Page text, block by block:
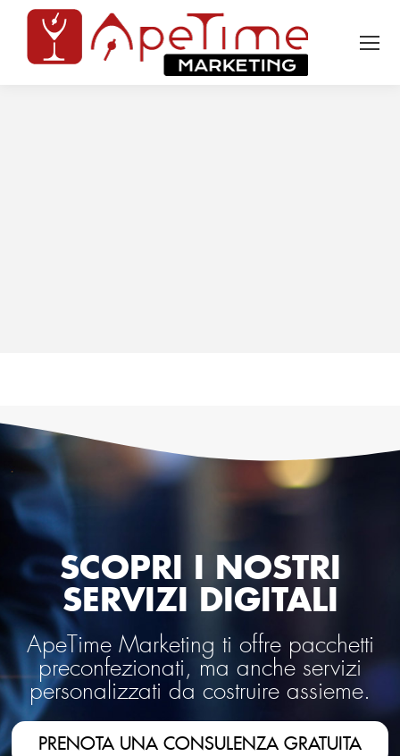
SCOPRI I NOSTRI
SERVIZI DIGITALI
ApeTime Marketing ti offre pacchetti
preconfezionati, ma anche servizi
personalizzati da costruire assieme.
PRENOTA UNA CONSULENZA GRATUITA